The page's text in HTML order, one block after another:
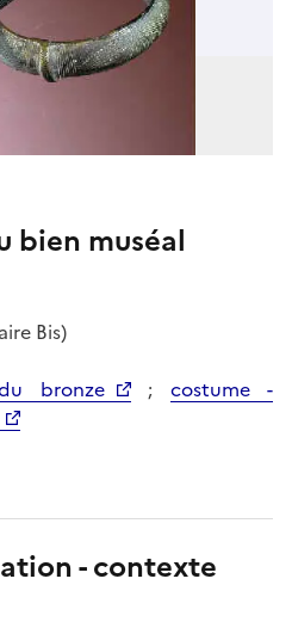
muséal
Bis)
bronze ; costume -
- contexte